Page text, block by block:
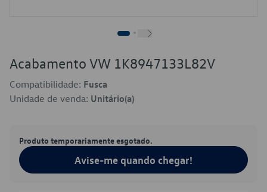
Acabamento VW 1K8947133L82V
Compatibilidade: Fusca
Unidade de venda: Unitário(a)
Produto temporariamente esgotado.
Avise-me quando chegar!